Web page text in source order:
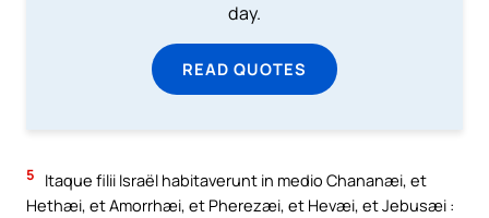
day.
READ QUOTES
5
Itaque filii Israël habitaverunt in medio Chananæi, et
Hethæi, et Amorrhæi, et Pherezæi, et Hevæi, et Jebusæi :